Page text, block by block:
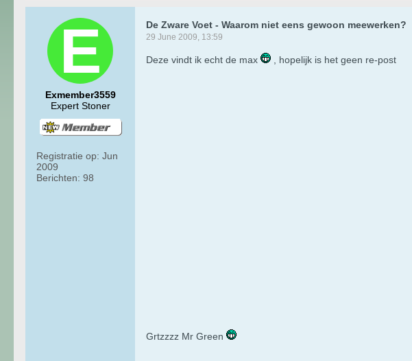
Exmember3559
Expert Stoner
Registratie op: Jun
2009
Berichten: 98
De Zware Voet - Waarom niet eens gewoon meewerken?
29 June 2009, 13:59
Deze vindt ik echt de max , hopelijk is het geen re-post
Grtzzzz Mr Green